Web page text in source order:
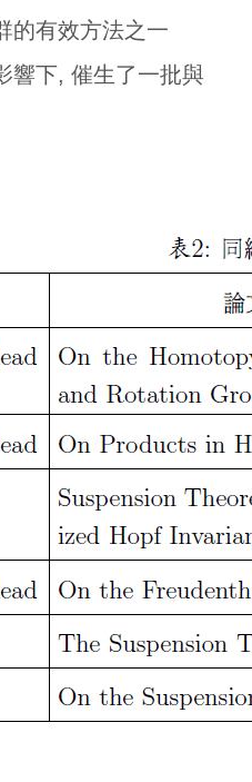
的有效方法之一
響下, 催生了一批與